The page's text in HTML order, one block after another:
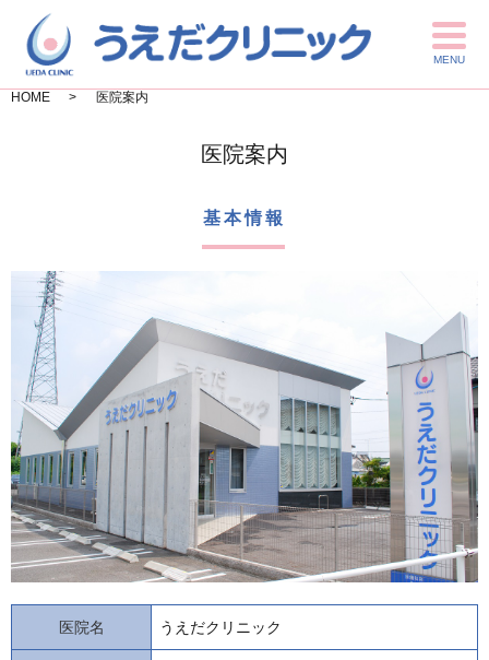
MENU
HOME 医院案内
医院案内
基本情報
医院名 うえだクリニック